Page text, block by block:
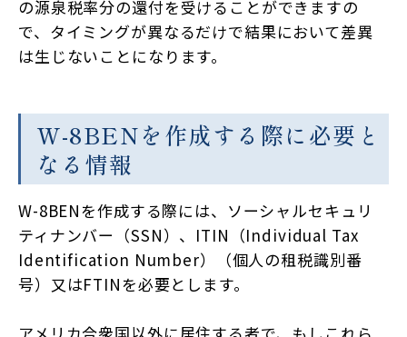
の源泉税率分の還付を受けることができますの
で、タイミングが異なるだけで結果において差異
は生じないことになります。
W-8BENを作成する際に必要と
なる情報
W-8BENを作成する際には、ソーシャルセキュリ
ティナンバー（SSN）、ITIN（Individual Tax
Identification Number）（個人の租税識別番
号）又はFTINを必要とします。